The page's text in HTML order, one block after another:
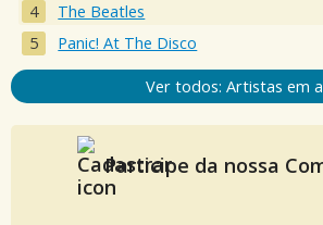
The Beatles
Panic! At The Disco
Ver todos: Artistas em
Participe da nossa